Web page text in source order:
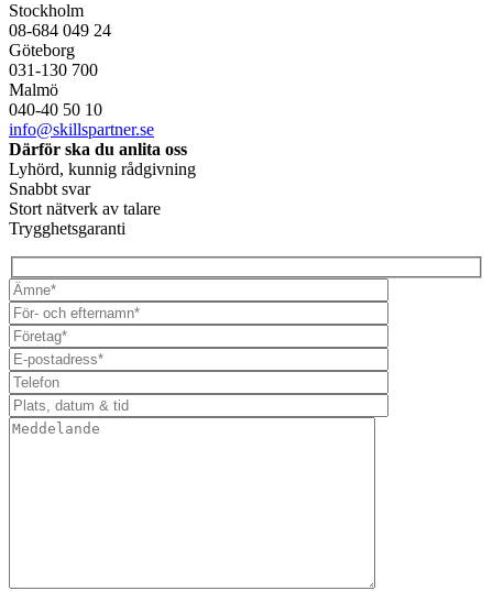
Stockholm
08-684 049 24
Göteborg
031-130 700
Malmö
040-40 50 10
info@skillspartner.se
Därför ska du anlita oss
Lyhörd, kunnig rådgivning
Snabbt svar
Stort nätverk av talare
Trygghetsgaranti